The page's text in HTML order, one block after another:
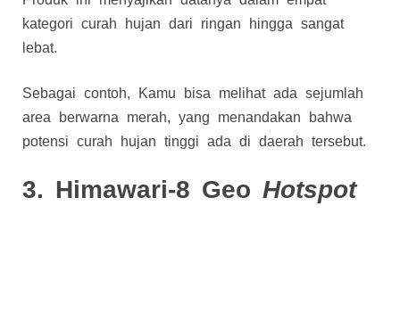
kategori curah hujan dari ringan hingga sangat
lebat.
Sebagai contoh, Kamu bisa melihat ada sejumlah
area berwarna merah, yang menandakan bahwa
potensi curah hujan tinggi ada di daerah tersebut.
3. Himawari-8 Geo Hotspot